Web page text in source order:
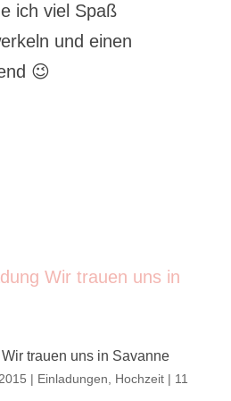
ich viel Spaß
und einen
😉
trauen uns in Savanne
| Einladungen Hochzeit| 11